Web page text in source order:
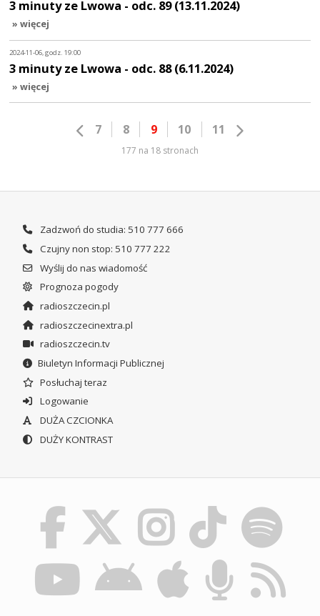
3 minuty ze Lwowa - odc. 89 (13.11.2024)
» więcej
2024-11-06, godz. 19:00
3 minuty ze Lwowa - odc. 88 (6.11.2024)
» więcej
7 8 9 10 11
177 na 18 stronach
Zadzwoń do studia: 510 777 666
Czujny non stop: 510 777 222
Wyślij do nas wiadomość
Prognoza pogody
radioszczecin.pl
radioszczecinextra.pl
radioszczecin.tv
Biuletyn Informacji Publicznej
Posłuchaj teraz
Logowanie
DUŻA CZCIONKA
DUŻY KONTRAST